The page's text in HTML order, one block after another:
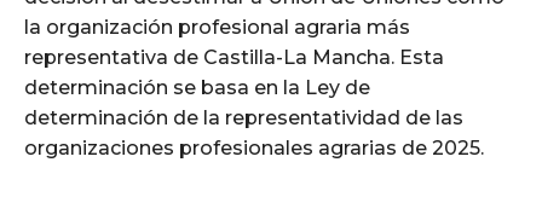
la organización profesional agraria más
representativa de Castilla-La Mancha. Esta
determinación se basa en la Ley de
determinación de la representatividad de las
organizaciones profesionales agrarias de 2025.